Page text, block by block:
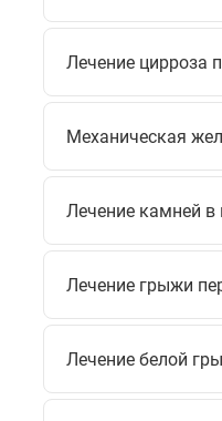
Лечение цирроза
Механическая
Лечение камней в
Лечение грыжи
Лечение белой